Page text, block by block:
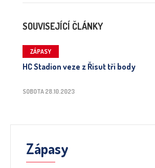
SOUVISEJÍCÍ ČLÁNKY
ZÁPASY
HC Stadion veze z Řisut tři body
SOBOTA 28.10.2023
Zápasy